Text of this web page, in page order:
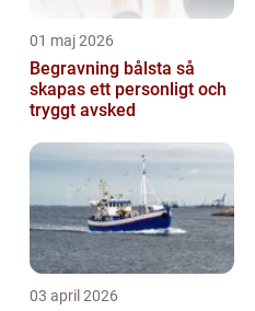
01 maj 2026
Begravning bålsta så
skapas ett personligt och
tryggt avsked
03 april 2026